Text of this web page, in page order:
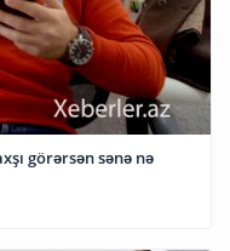
görərsən sənə nə